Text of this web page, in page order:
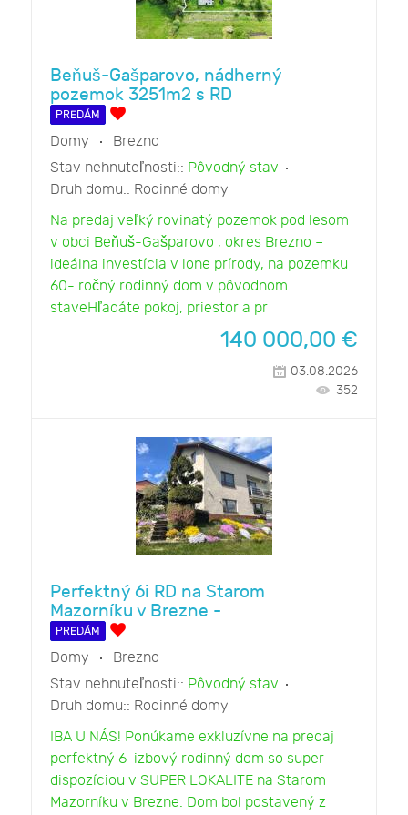
Beňuš-Gašparovo, nádherný
pozemok 3251m2 s RD
PREDÁM
Domy
Brezno
Stav nehnuteľnosti:: Pôvodný stav
Druh domu:: Rodinné domy
Na predaj veľký rovinatý pozemok pod lesom
v obci Beňuš-Gašparovo , okres Brezno –
ideálna investícia v lone prírody, na pozemku
60- ročný rodinný dom v pôvodnom
staveHľadáte pokoj, priestor a pr
140 000,00 €
03.08.2026
352
Perfektný 6i RD na Starom
Mazorníku v Brezne -
PREDÁM
Domy
Brezno
Stav nehnuteľnosti:: Pôvodný stav
Druh domu:: Rodinné domy
IBA U NÁS! Ponúkame exkluzívne na predaj
perfektný 6-izbový rodinný dom so super
dispozíciou v SUPER LOKALITE na Starom
Mazorníku v Brezne. Dom bol postavený z